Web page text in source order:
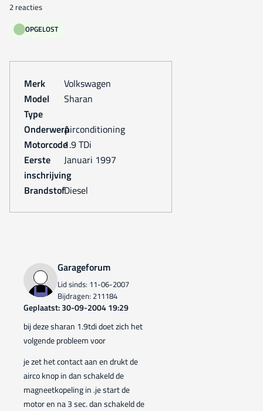
2 reacties
OPGELOST
Merk
Volkswagen
Model
Sharan
Type
OnderwerpAirconditioning
Motorcode 1.9 TDi
Eerste
inschrijving
januari 1997
Brandstof Diesel
Garageforum
Lid sinds: 11-06-2007
Bijdragen: 211184
Geplaatst: 30-09-2004 19:29
bij deze sharan 1.9tdi doet zich het
volgende probleem voor
je zet het contact aan en drukt de
airco knop in dan schakeld de
magneetkopeling in .je start de
motor en na 3 sec. dan schakeld de